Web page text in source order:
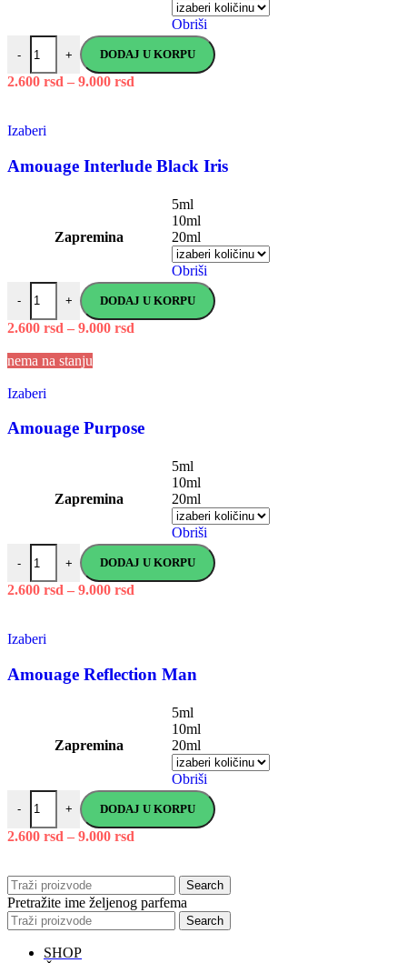
Obriši
- + DODAJ U KORPU
2.600 rsd – 9.000 rsd
Izaberi
Amouage Interlude Black Iris
Zapremina
5ml
10ml
20ml
Obriši
- + DODAJ U KORPU
2.600 rsd – 9.000 rsd
nema na stanju
Izaberi
Amouage Purpose
Zapremina
5ml
10ml
20ml
Obriši
- + DODAJ U KORPU
2.600 rsd – 9.000 rsd
Izaberi
Amouage Reflection Man
Zapremina
5ml
10ml
20ml
Obriši
- + DODAJ U KORPU
2.600 rsd – 9.000 rsd
Search
Pretražite ime željenog parfema
Search
SHOP